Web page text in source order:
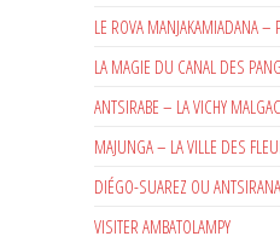
LE ROVA MANJAKAMIADANA –
LA MAGIE DU CANAL DES
ANTSIRABE – LA VICHY
MAJUNGA – LA VILLE DES
DIÉGO-SUAREZ OU
VISITER AMBATOLAMPY